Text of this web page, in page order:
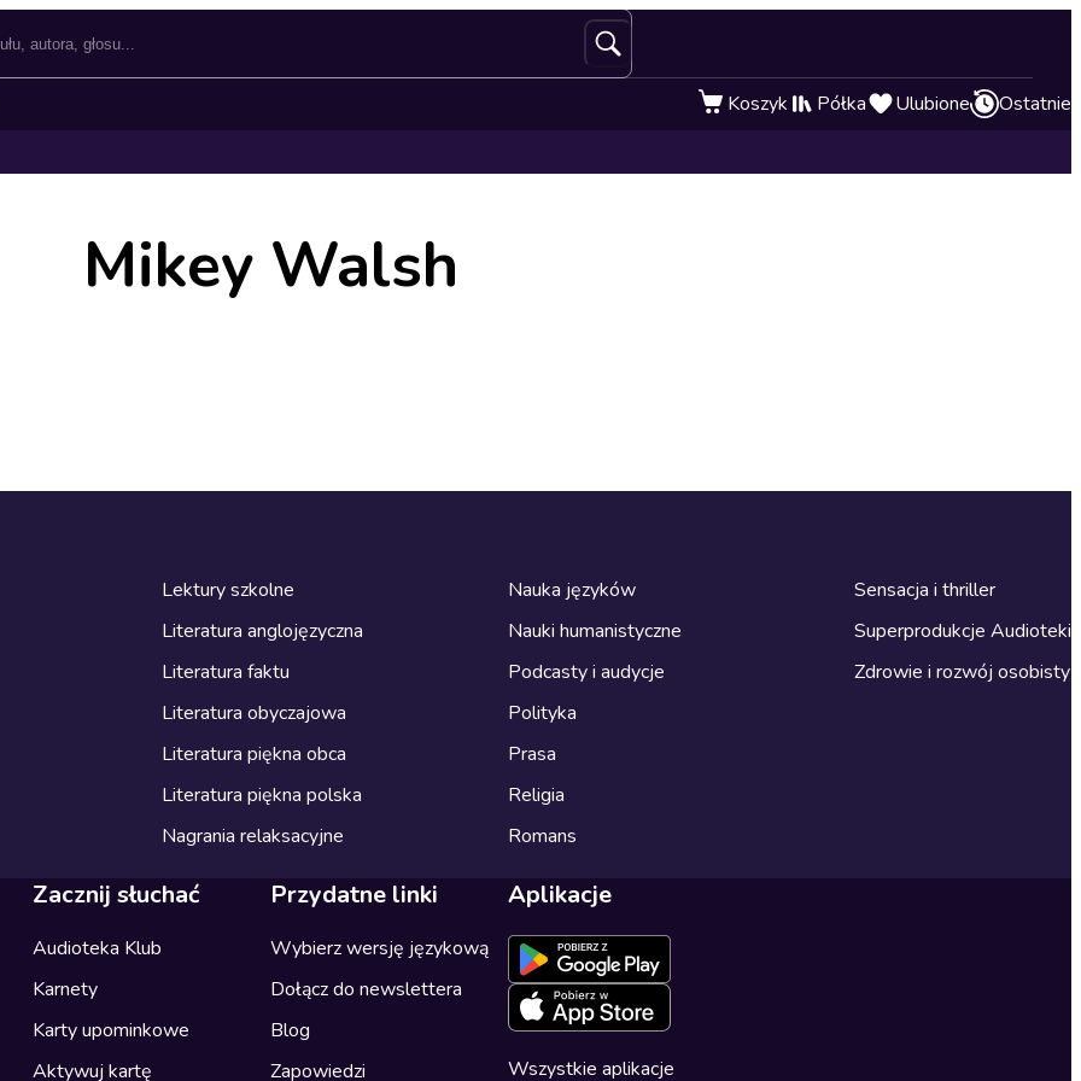
Koszyk Półka Ulubione Ostatnie
Mikey Walsh
Lektury szkolne
Literatura anglojęzyczna
Literatura faktu
Literatura obyczajowa
Literatura piękna obca
Literatura piękna polska
Nagrania relaksacyjne
Nauka języków
Nauki humanistyczne
Podcasty i audycje
Polityka
Prasa
Religia
Romans
Sensacja i thriller
Superprodukcje Audioteki
Zdrowie i rozwój osobisty
Zacznij słuchać
Audioteka Klub
Karnety
Karty upominkowe
Aktywuj kartę
Przydatne linki
Wybierz wersję językową
Dołącz do newslettera
Blog
Zapowiedzi
Aplikacje
Wszystkie aplikacje